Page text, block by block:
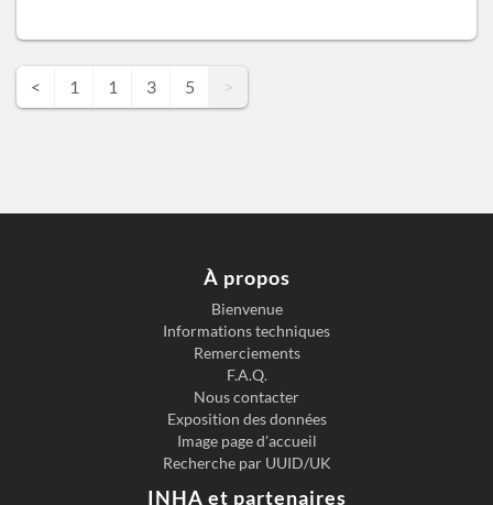
< 1 1 3 5 >
À propos
Bienvenue
Informations techniques
Remerciements
F.A.Q.
Nous contacter
Exposition des données
Image page d'accueil
Recherche par UUID/UK
INHA et partenaires